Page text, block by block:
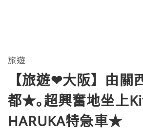
旅遊
【旅遊❤大阪】由關
都★｡超興奮地坐上
HARUKA特急車★